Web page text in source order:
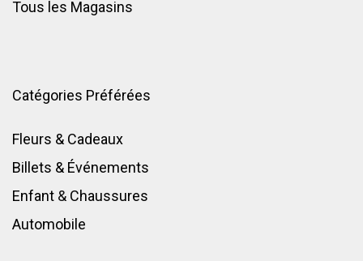
Tous les Magasins
Catégories Préférées
Fleurs & Cadeaux
Billets & Événements
Enfant & Chaussures
Automobile